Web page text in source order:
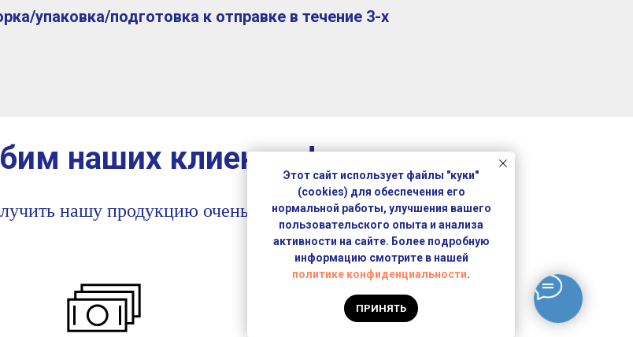
упаковка/подготовка к отправке в течение 3-х
наших клиентов!
нашу продукцию очень просто!
Этот сайт использует файлы "куки"
(cookies) для обеспечения его
нормальной работы, улучшения вашего
пользовательского опыта и анализа
активности на сайте. Более подробную
информацию смотрите в нашей
политике конфиденциальности.
ПРИНЯТЬ